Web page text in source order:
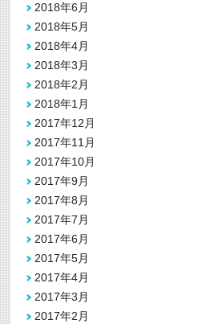
2018年6月
2018年5月
2018年4月
2018年3月
2018年2月
2018年1月
2017年12月
2017年11月
2017年10月
2017年9月
2017年8月
2017年7月
2017年6月
2017年5月
2017年4月
2017年3月
2017年2月